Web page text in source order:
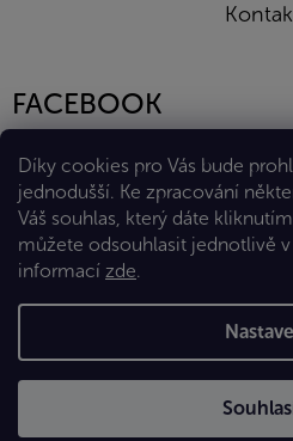
Díky cookies pro Vás bude
jednodušší. Ke zpracování
Váš souhlas, který dáte
můžete odsouhlasit jednotlivě v
informací zde.
FACEBOOK
Vytvořil
Copyright 2026Eshop Diana
práva